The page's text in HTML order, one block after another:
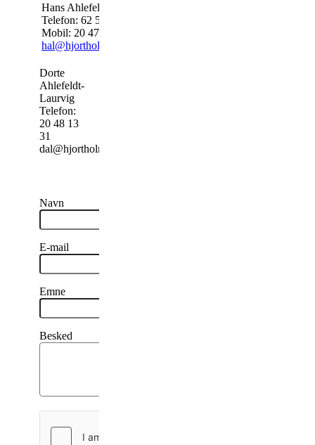
Hans Ahlefeldt-Laurvig
Telefon: 62 57 13 31
Mobil: 20 47 13 31
hal@hjortholmgods.dk
Dorte
Ahlefeldt-
Laurvig
Telefon:
20 48 13
31
dal@hjortholmgods.dk
Navn
E-mail
Emne
Besked